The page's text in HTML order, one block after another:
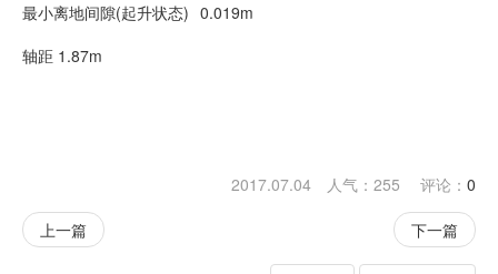
最小离地间隙(起升状态) 0.019m
轴距 1.87m
2017.07.04 人气： 255 评论： 0
上一篇 下一篇